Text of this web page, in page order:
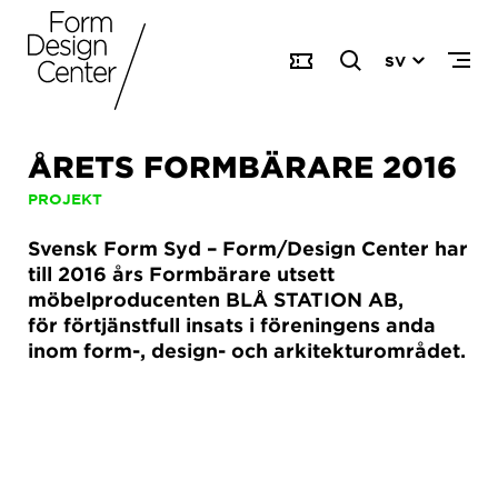
SV
ÅRETS FORMBÄRARE 2016
PROJEKT
Svensk Form Syd – Form/Design Center har
till 2016 års Formbärare utsett
möbelproducenten BLÅ STATION AB,
för förtjänstfull insats i föreningens anda
inom form-, design- och arkitekturområdet.